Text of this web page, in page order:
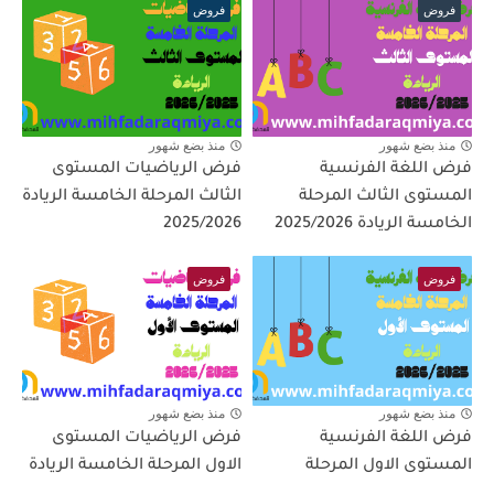
فروض
منذ بضع شهور
فرض اللغة الفرنسية
المستوى الثالث المرحلة
الخامسة الريادة 2025/2026
فروض
منذ بضع شهور
فرض الرياضيات المستوى
الثالث المرحلة الخامسة الريادة
2025/2026
فروض
منذ بضع شهور
فرض اللغة الفرنسية
المستوى الاول المرحلة
فروض
منذ بضع شهور
فرض الرياضيات المستوى
الاول المرحلة الخامسة الريادة